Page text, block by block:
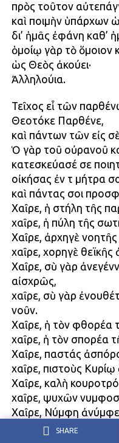
SHARE
πρὸς τοῦτον
καὶ ποιμὴν ὑπάρχων
δι’ ἡμᾶς ἐφάνη καθ’
ὁμοίῳ γὰρ τὸ ὅμοιον
ὡς Θεὸς ἀκούει·
Ἀλληλούια.
Τεῖχος εἶ τῶν
Θεοτόκε Παρθένε,
καὶ πάντων τῶν εἰς
Ὁ γὰρ τοῦ οὐρανοῦ
κατεσκεύασέ σε
οἰκήσας ἐν τῇ μήτρα
καὶ πάντας σοι
Χαῖρε, ἡ στήλη τῆς
χαῖρε, ἡ πύλη τῆς
Χαῖρε, ἀρχηγὲ
χαῖρε, χορηγὲ
Χαῖρε, σὺ γὰρ
αἰσχρῶς,
χαῖρε, σὺ γὰρ
νοῦν.
Χαῖρε, ἡ τὸν
χαῖρε, ἡ τὸν σπορέα
Χαῖρε, παστάς
χαῖρε, πιστοὺς
Χαῖρε, καλὴ
χαῖρε, ψυχῶν
Χαῖρε, Νύμφη